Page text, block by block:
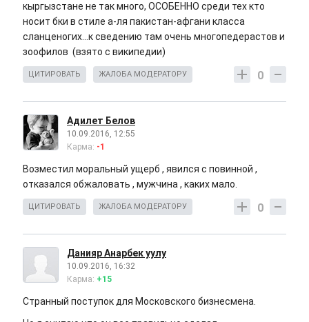
кыргызстане не так много, ОСОБЕННО среди тех кто
носит бки в стиле а-ля пакистан-афгани класса
сланценогих...к сведению там очень многопедерастов и
зоофилов (взято с википедии)
0
ЦИТИРОВАТЬ ЖАЛОБА МОДЕРАТОРУ
Адилет Белов
10.09.2016, 12:55
Карма: -1
Возместил моральный ущерб , явился с повинной ,
отказался обжаловать , мужчина , каких мало.
0
ЦИТИРОВАТЬ ЖАЛОБА МОДЕРАТОРУ
Данияр Анарбек уулу
10.09.2016, 16:32
Карма: +15
Странный поступок для Московского бизнесмена.